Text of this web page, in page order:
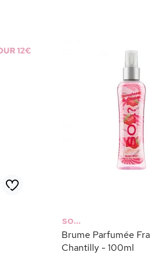
SO...
Brume Parfumée
Chantilly - 100ml